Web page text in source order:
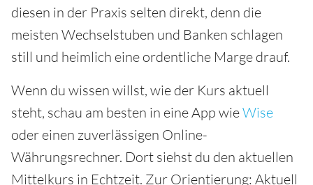
diesen in der Praxis selten direkt, denn die
meisten Wechselstuben und Banken schlagen
still und heimlich eine ordentliche Marge drauf.
Wenn du wissen willst, wie der Kurs aktuell
steht, schau am besten in eine App wieWise
oder einen zuverlässigen Online-
Währungsrechner. Dort siehst du den aktuellen
Mittelkurs in Echtzeit. Zur Orientierung: Aktuell